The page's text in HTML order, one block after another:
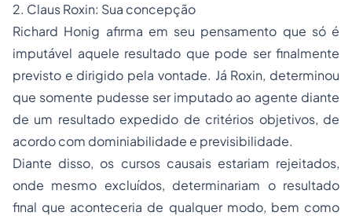
2. Claus Roxin: Sua concepção
Richard Honig afirma em seu pensamento que só é
imputável aquele resultado que pode ser finalmente
previsto e dirigido pela vontade. Já Roxin, determinou
que somente pudesse ser imputado ao agente diante
de um resultado expedido de critérios objetivos, de
acordo com dominiabilidade e previsibilidade.
Diante disso, os cursos causais estariam rejeitados,
onde mesmo excluídos, determinariam o resultado
final que aconteceria de qualquer modo, bem como